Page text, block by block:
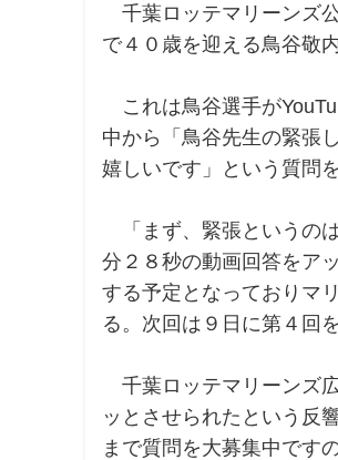
千葉ロッテマリーンズ
で４０歳を迎える鳥谷敬
これは鳥谷選手が
中から「鳥谷先生の緊張
嬉しいです」という質問を
「まず、緊張というの
分２８秒の動画回答をア
する予定となっておりマ
る。次回は９日に第４回
千葉ロッテマリーンズ
ッとさせられたという反
まで質問を大募集中です